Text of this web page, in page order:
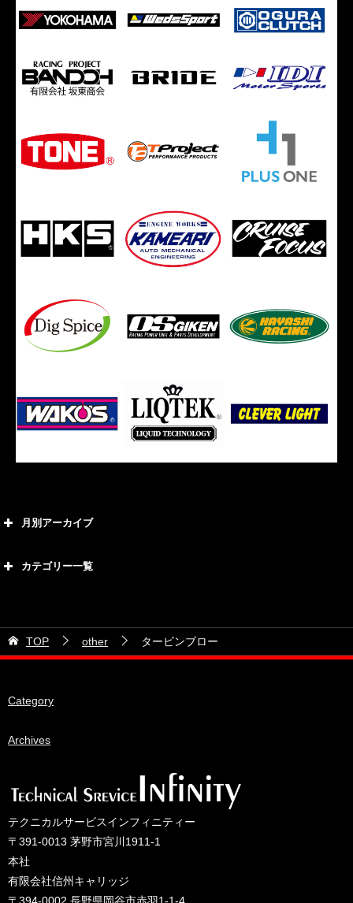
月別アーカイブ
2026年5月
2026年4月
2026年2月
2025年11月
2025年9月
2025年7月
カテゴリー一覧
21号車
28号車
ORC
TOP other タービンブロー
Category
Archives
テクニカルサービスインフィニティー
〒391-0013 茅野市宮川1911-1
本社
有限会社信州キャリッジ